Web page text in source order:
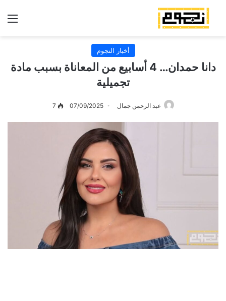
أخبار النجوم
دانا حمدان… 4 أسابيع من المعاناة بسبب مادة
تجميلية
عبد الرحمن جمال 07/09/2025
7